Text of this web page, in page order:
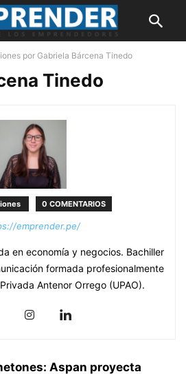
por Gabriela Bárcena Tinedo
Tinedo
0 COMENTARIOS
emprender.pe/
en economía y negocios. Bachiller
formada profesionalmente
Antenor Orrego (UPAO).
Aspan proyecta